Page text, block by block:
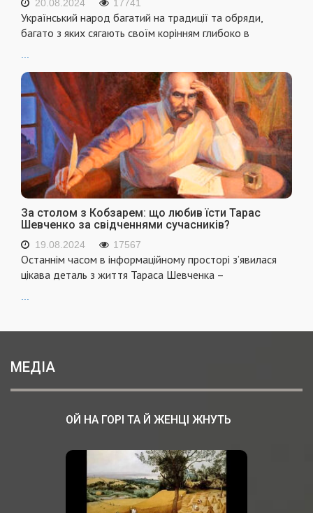
20.08.2024 17741
Український народ багатий на традиції та обряди,
багато з яких сягають своїм корінням глибоко в
...
За столом з Кобзарем: що любив їсти Тарас
Шевченко за свідченнями сучасників?
19.08.2024 17567
Останнім часом в інформаційному просторі з’явилася
цікава деталь з життя Тараса Шевченка –
МЕДІА
ОЙ НА ГОРІ ТА Й ЖЕНЦІ ЖНУТЬ